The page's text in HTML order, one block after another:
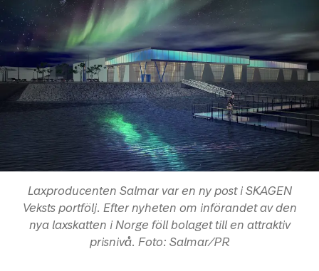
Laxproducenten Salmar var en ny post i SKAGEN
Veksts portfölj. Efter nyheten om införandet av den
nya laxskatten i Norge föll bolaget till en attraktiv
prisnivå. Foto: Salmar/PR